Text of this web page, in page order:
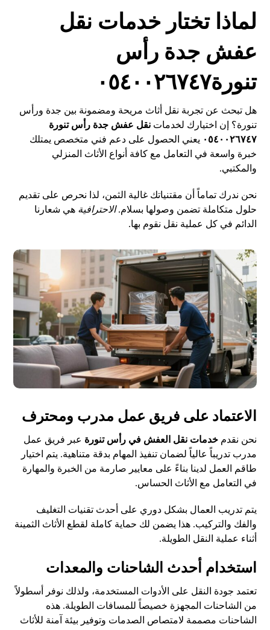
لماذا تختار خدمات نقل
عفش جدة رأس
تنورة٠٥٤٠٠٢٦٧٤٧
هل تبحث عن تجربة نقل أثاث مريحة ومضمونة بين جدة ورأس
تنورة؟ إن اختيارك لخدماتنقل عفش جدة رأس تنورة
٠٥٤٠٠٢٦٧٤٧ يعني الحصول على دعم فني متخصص يمتلك
خبرة واسعة في التعامل مع كافة أنواع الأثاث المنزلي
والمكتبي.
نحن ندرك تماماً أن مقتنياتك غالية الثمن، لذا نحرص على تقديم
حلول متكاملة تضمن وصولها بسلام.الاحترافية هي شعارنا
الدائم في كل عملية نقل نقوم بها.
الاعتماد على فريق عمل مدرب ومحترف
نحن نقدمخدمات نقل العفش في رأس تنورة عبر فريق عمل
مدرب تدريباً عالياً لضمان تنفيذ المهام بدقة متناهية. يتم اختيار
طاقم العمل لدينا بناءً على معايير صارمة من الخبرة والمهارة
في التعامل مع الأثاث الحساس.
يتم تدريب العمال بشكل دوري على أحدث تقنيات التغليف
والفك والتركيب. هذا يضمن لك حماية كاملة لقطع الأثاث الثمينة
أثناء عملية النقل الطويلة.
استخدام أحدث الشاحنات والمعدات
تعتمد جودة النقل على الأدوات المستخدمة، ولذلك نوفر أسطولاً
من الشاحنات المجهزة خصيصاً للمسافات الطويلة. هذه
الشاحنات مصممة لامتصاص الصدمات وتوفير بيئة آمنة للأثاث